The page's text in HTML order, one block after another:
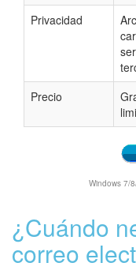
Privacidad
Precio
Windows 7/
¿Cuándo
correo